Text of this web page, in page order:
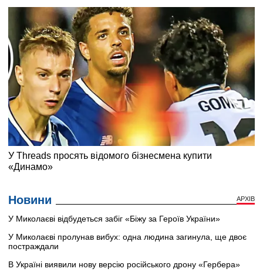
Новини АРХІВ
У Миколаєві відбудеться забіг «Біжу за Героїв України»
У Миколаєві пролунав вибух: одна людина загинула, ще двоє
постраждали
В Україні виявили нову версію російського дрону «Гербера»